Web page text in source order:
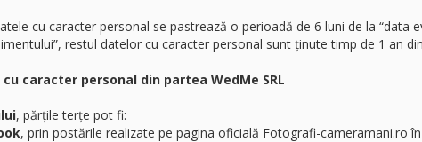
cu caracter personal se pastrează o perioadă de 6 luni de la
restul datelor cu caracter personal sunt ținute timp de 1 an
caracter personal din partea WedMe SRL
, părțile terțe pot fi:
, prin postările realizate pe pagina oficială Fotografi-cameramani.ro